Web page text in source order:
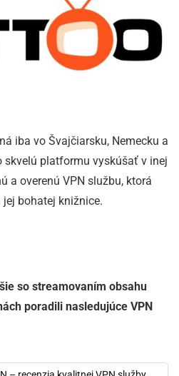
iba vo Švajčiarsku, Nemecku a
skvelú platformu vyskúšať v inej
a overenú VPN službu, ktorá
bohatej knižnice.
so streamovaním obsahu
poradili nasledujúce VPN